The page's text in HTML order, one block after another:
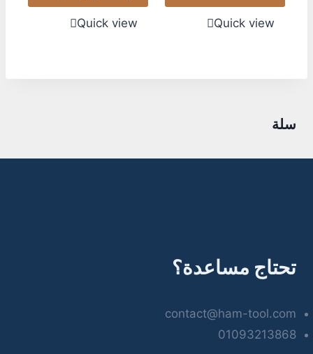
Quick view
Quick view
سلة
تحتاج مساعدة؟
contact@ham-tool.com
01093213868